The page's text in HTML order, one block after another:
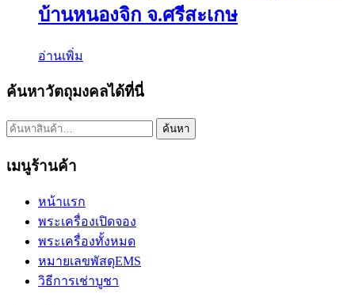
บ้านหนองจิก จ.ศรีสะเกษ
อ่านเพิ่ม
ค้นหาวัตถุมงคลได้ที่นี่
ค้นหา: ค้นหา
เมนูร้านค้า
หน้าแรก
พระเครื่องเปิดจอง
พระเครื่องทั้งหมด
หมายเลขพัสดุEMS
วิธีการเช่าบูชา